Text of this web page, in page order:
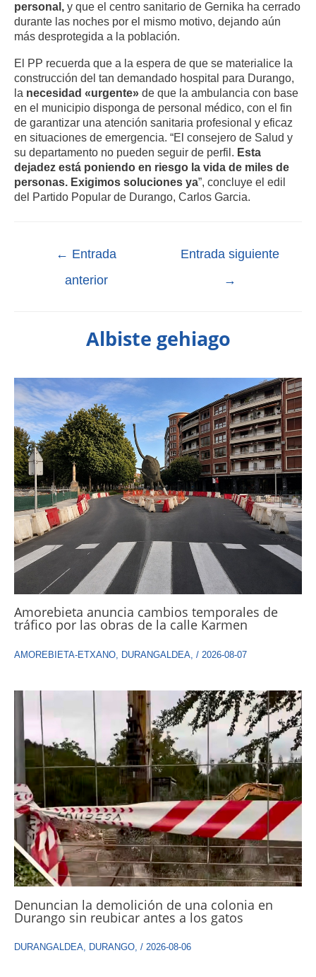
personal, y que el centro sanitario de Gernika ha cerrado
durante las noches por el mismo motivo, dejando aún
más desprotegida a la población.
El PP recuerda que a la espera de que se materialice la
construcción del tan demandado hospital para Durango,
la necesidad «urgente» de que la ambulancia con base
en el municipio disponga de personal médico, con el fin
de garantizar una atención sanitaria profesional y eficaz
en situaciones de emergencia. “El consejero de Salud y
su departamento no pueden seguir de perfil. Esta
dejadez está poniendo en riesgo la vida de miles de
personas. Exigimos soluciones ya”, concluye el edil
del Partido Popular de Durango, Carlos Garcia.
← Entrada
anterior
Entrada siguiente
→
Albiste gehiago
Amorebieta anuncia cambios temporales de
tráfico por las obras de la calle Karmen
AMOREBIETA-ETXANO DURANGALDEA / 2026-08-07
Denuncian la demolición de una colonia en
Durango sin reubicar antes a los gatos
DURANGALDEA, DURANGO, / 2026-08-06